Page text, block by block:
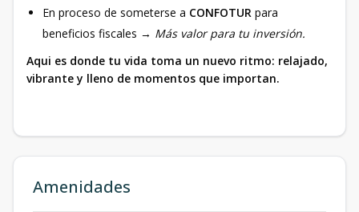
En proceso de someterse a CONFOTUR para
beneficios fiscales → Más valor para tu inversión.
Aqui es donde tu vida toma un nuevo ritmo: relajado,
vibrante y lleno de momentos que importan.
Amenidades